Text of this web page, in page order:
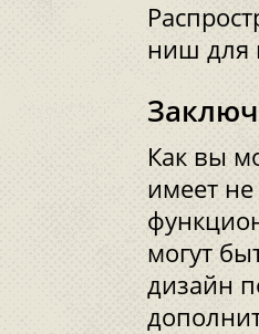
ниш для
Как вы
имеет не
могут
дизайн